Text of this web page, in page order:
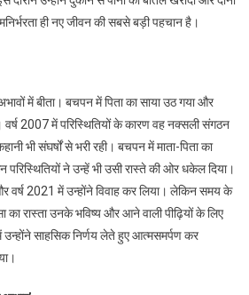
बड़ी
ही नए जीवन की सबसे बड़ी पहचान है।
में बीता। बचपन में पिता का साया उठ गया और
वर्ष 2007 में परिस्थितियों के कारण वह नक्सली संगठन
भी संघर्षों से भरी रही। बचपन में माता-पिता का
परिस्थितियों ने उन्हें भी उसी रास्ते की ओर धकेल दिया।
वर्ष 2021 में उन्होंने विवाह कर लिया। लेकिन समय के
का रास्ता उनके भविष्य और आने वाली पीढ़ियों के लिए
साहसिक निर्णय लेते हुए आत्मसमर्पण कर